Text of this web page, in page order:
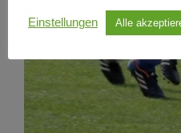
Einstellungen Alle